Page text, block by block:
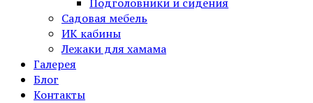
Садовая мебель
ИК кабины
Лежаки для хамама
Галерея
Блог
Контакты